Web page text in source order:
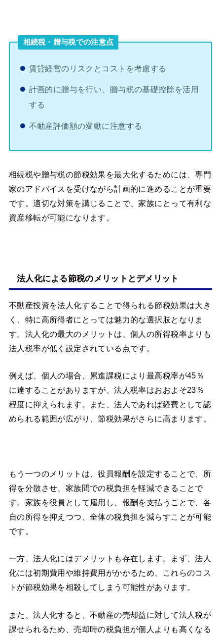
相続税・贈与税での注意点
賃貸経営のリスクとコストを考慮する
計画的に贈与を行い、贈与税の基礎控除を活用
する
不動産評価額の変動に注意する
相続税や贈与税の節税効果を最大化するためには、専門
家のアドバイスを受けながら計画的に進めることが重要
です。適切な対策を講じることで、家族にとって有利な
資産移転が可能になります。
法人化による節税のメリットとデメリット
不動産投資を法人化することで得られる節税効果は大き
く、特に高所得者にとっては魅力的な選択肢となりま
す。法人化の最大のメリットは、個人の所得税率よりも
法人税率が低く設定されている点です。
例えば、個人の場合、累進課税により最高税率が45％
に達することがありますが、法人税率はおおよそ23％
程度に抑えられます。また、法人であれば経費として認
められる範囲が広がり、節税効果がさらに高まります。
もう一つのメリットは、役員報酬を設定することで、所
得を分散させ、家族間での税負担を軽減できることで
す。家族を役員として雇用し、報酬を支払うことで、各
自の所得を抑えつつ、全体の税負担を減らすことが可能
です。
一方、法人化にはデメリットも存在します。まず、法人
化には初期費用や維持費用がかかるため、これらのコス
トが節税効果を相殺してしまう可能性があります。
また、法人化すると、不動産の売却益に対して法人税が
課せられるため、売却時の税負担が個人よりも高くなる